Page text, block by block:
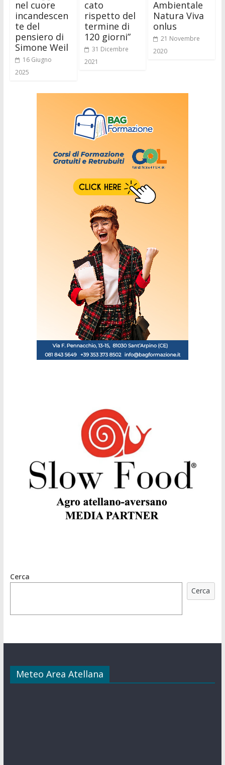
nel cuore
incandescen
te del
pensiero di
Simone Weil
16 Giugno
2025
cato
rispetto del
termine di
120 giorni”
31 Dicembre
2021
Ambientale
Natura Viva
onlus
21 Novembre
2020
Cerca
Cerca
Meteo Area Atellana